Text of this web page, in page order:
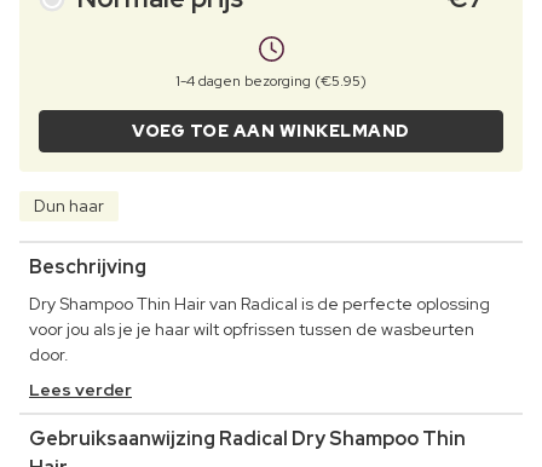
1-4 dagen bezorging (€5.95)
VOEG TOE AAN WINKELMAND
Dun haar
Beschrijving
Dry Shampoo Thin Hair van Radical is de perfecte oplossing
voor jou als je je haar wilt opfrissen tussen de wasbeurten
door.
Lees verder
Gebruiksaanwijzing Radical Dry Shampoo Thin